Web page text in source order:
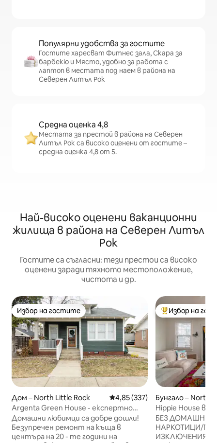
Популярни удобства за гостите
Гостите харесват Фитнес зала, Скара за
барбекю и Място, удобно за работа с
лаптоп в местата под наем в района на
Северен Литъл Рок
Средна оценка 4,8
Местата за престой в района на Северен
Литъл Рок са високо оценени от гостите –
средна оценка 4,8 от 5.
Най-високо оценени ваканционни
жилища в района на Северен Литъл
Рок
Гостите са съгласни: тези престои са високо
оценени заради тяхното местоположение,
чистота и др.
Избор на гостите
Избор на гостите
Дом – North Little Rock Средна оценка: 4,85 от 5,
4,85 (337)
Argenta Green House - експертно
реконструиран исторически дом
Домашни любимци са добре дошли!
Безупречен ремонт на къща в
центъра на 20 - те години на
Най-популярен
Избор на
Бунгало – North
Hippie House в
*за непушачи
БЕЗ ДОМАШНИ
НАРКОТИЦИ/
ИЗКЛЮЧЕНИЯ